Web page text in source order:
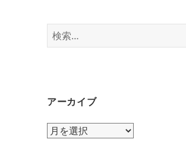
検
索:
アーカイブ
ア